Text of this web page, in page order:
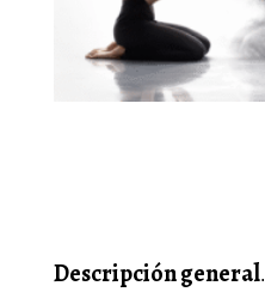
Descripción general.